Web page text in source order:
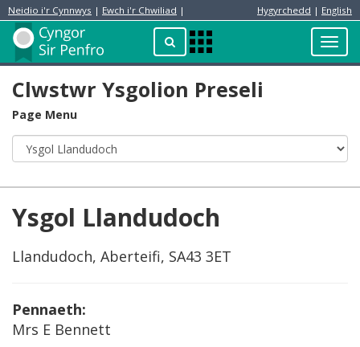
Neidio i'r Cynnwys | Ewch i'r Chwiliad | Hygyrchedd | English
ChwilioApps
Menu
Preswylydd
Clwstwr Ysgolion Preseli
Page Menu
Ysgol Llandudoch
Llandudoch, Aberteifi, SA43 3ET
Pennaeth:
Mrs E Bennett